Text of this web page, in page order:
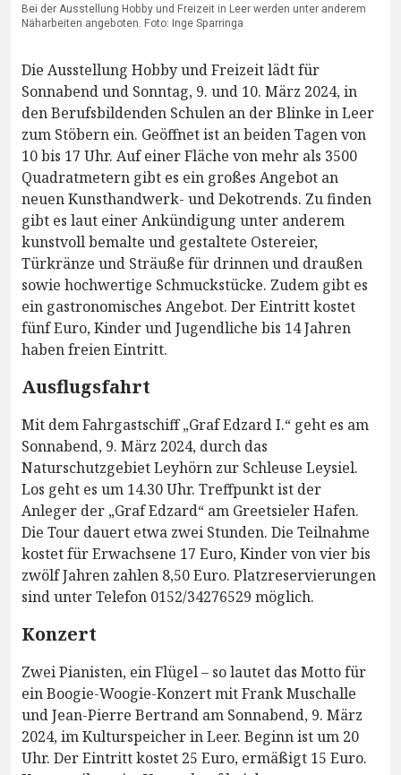
Bei der Ausstellung Hobby und Freizeit in Leer werden unter anderem
Näharbeiten angeboten. Foto: Inge Sparringa
Die Ausstellung Hobby und Freizeit lädt für
Sonnabend und Sonntag, 9. und 10. März 2024, in
den Berufsbildenden Schulen an der Blinke in Leer
zum Stöbern ein. Geöffnet ist an beiden Tagen von
10 bis 17 Uhr. Auf einer Fläche von mehr als 3500
Quadratmetern gibt es ein großes Angebot an
neuen Kunsthandwerk- und Dekotrends. Zu finden
gibt es laut einer Ankündigung unter anderem
kunstvoll bemalte und gestaltete Ostereier,
Türkränze und Sträuße für drinnen und draußen
sowie hochwertige Schmuckstücke. Zudem gibt es
ein gastronomisches Angebot. Der Eintritt kostet
fünf Euro, Kinder und Jugendliche bis 14 Jahren
haben freien Eintritt.
Ausflugsfahrt
Mit dem Fahrgastschiff „Graf Edzard I.“ geht es am
Sonnabend, 9. März 2024, durch das
Naturschutzgebiet Leyhörn zur Schleuse Leysiel.
Los geht es um 14.30 Uhr. Treffpunkt ist der
Anleger der „Graf Edzard“ am Greetsieler Hafen.
Die Tour dauert etwa zwei Stunden. Die Teilnahme
kostet für Erwachsene 17 Euro, Kinder von vier bis
zwölf Jahren zahlen 8,50 Euro. Platzreservierungen
sind unter Telefon 0152/34276529 möglich.
Konzert
Zwei Pianisten, ein Flügel – so lautet das Motto für
ein Boogie-Woogie-Konzert mit Frank Muschalle
und Jean-Pierre Bertrand am Sonnabend, 9. März
2024, im Kulturspeicher in Leer. Beginn ist um 20
Uhr. Der Eintritt kostet 25 Euro, ermäßigt 15 Euro.